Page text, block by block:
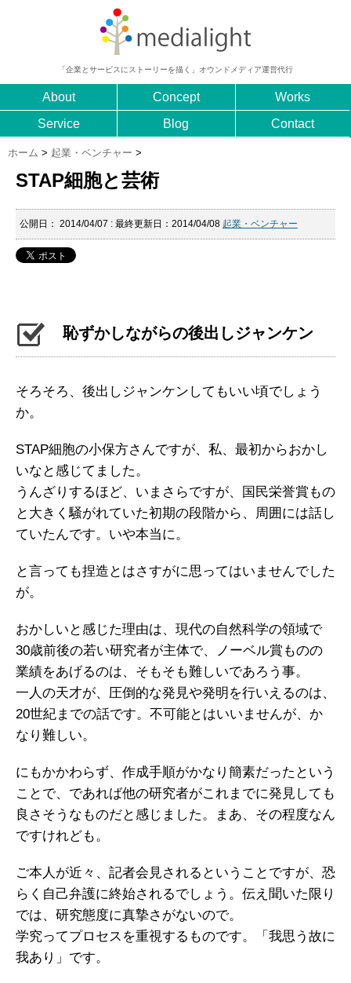
「企業とサービスにストーリーを描く」オウンドメディア運営代行
About Concept
Works
Service
Blog Contact
ホーム > 起業・ベンチャー >
STAP細胞と芸術
公開日： 2014/04/07 : 最終更新日：2014/04/08 起業・ベンチャー
恥ずかしながらの後出しジャンケン
そろそろ、後出しジャンケンしてもいい頃でしょう
か。
STAP細胞の小保方さんですが、私、最初からおかし
いなと感じてました。
うんざりするほど、いまさらですが、国民栄誉賞もの
と大きく騒がれていた初期の段階から、周囲には話し
ていたんです。いや本当に。
と言っても捏造とはさすがに思ってはいませんでした
が。
おかしいと感じた理由は、現代の自然科学の領域で
30歳前後の若い研究者が主体で、ノーベル賞ものの
業績をあげるのは、そもそも難しいであろう事。
一人の天才が、圧倒的な発見や発明を行いえるのは、
20世紀までの話です。不可能とはいいませんが、か
なり難しい。
にもかかわらず、作成手順がかなり簡素だったという
ことで、であれば他の研究者がこれまでに発見しても
良さそうなものだと感じました。まあ、その程度なん
ですけれども。
ご本人が近々、記者会見されるということですが、恐
らく自己弁護に終始されるでしょう。伝え聞いた限り
では、研究態度に真摯さがないので。
学究ってプロセスを重視するものです。「我思う故に
我あり」です。